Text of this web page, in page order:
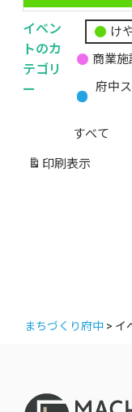
イベン
トのカ
テゴリ
ー
無
題
カ
ゴ
リ
け
商業
府中
すべて
印刷 表示
まちづくり府中 > イ